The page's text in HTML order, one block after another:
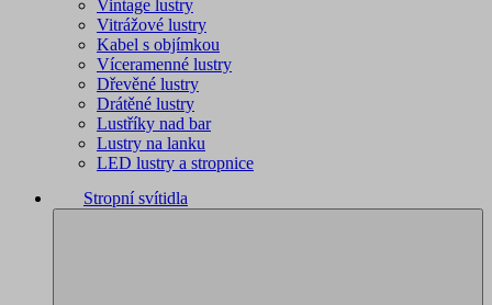
Vintage lustry
Vitrážové lustry
Kabel s objímkou
Víceramenné lustry
Dřevěné lustry
Drátěné lustry
Lustříky nad bar
Lustry na lanku
LED lustry a stropnice
Stropní svítidla